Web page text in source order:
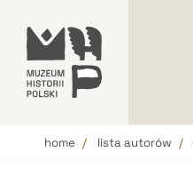
home lista autorów